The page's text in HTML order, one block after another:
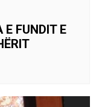
E FUNDIT E